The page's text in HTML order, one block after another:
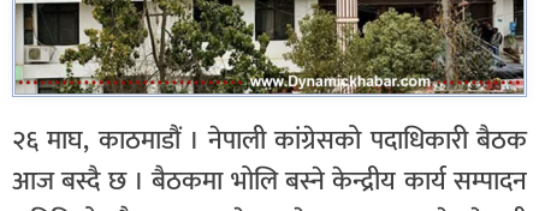
२६ माघ, काठमाडौं । नेपाली कांग्रेसको पदाधिकारी बैठक
आज बस्दै छ । बैठकमा भोलि बस्ने केन्द्रीय कार्य सम्पादन